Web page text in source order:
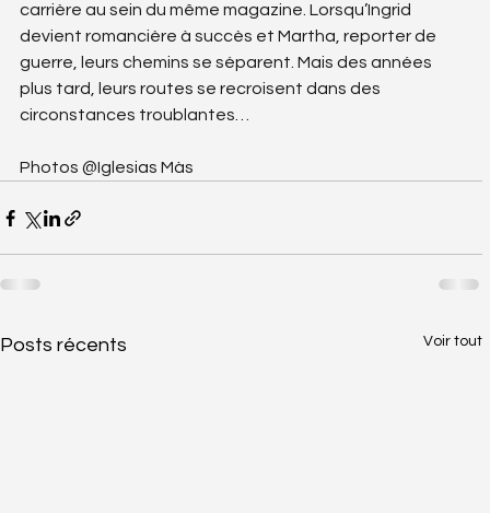
carrière au sein du même magazine. Lorsqu’Ingrid
devient romancière à succès et Martha, reporter de
guerre, leurs chemins se séparent. Mais des années
plus tard, leurs routes se recroisent dans des
circonstances troublantes…
Photos @Iglesias Màs
Posts récents Voir tout